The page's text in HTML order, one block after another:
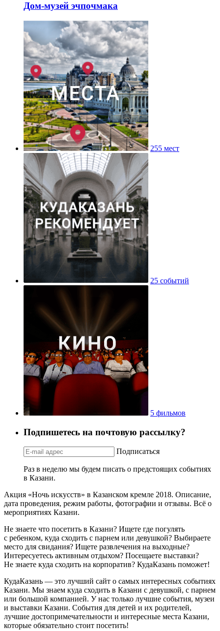
Дом-музей эчпочмака
255 мест
25 событий
5 фильмов
Подпишетесь на почтовую рассылку?
Подписаться
Раз в неделю мы будем писать о предстоящих событиях
в Казани.
Акция «Ночь искусств» в Казанском кремле 2018. Описание,
дата проведения, режим работы, фотографии и отзывы. Всё о
мероприятиях Казани.
Не знаете что посетить в Казани? Ищете где погулять
с ребенком, куда сходить с парнем или девушкой? Выбираете
место для свидания? Ищете развлечения на выходные?
Интересуетесь активным отдыхом? Посещаете выставки?
Не знаете куда сходить на корпоратив? КудаКазань поможет!
КудаКазань — это лучший сайт о самых интересных событиях
Казани. Мы знаем куда сходить в Казани с девушкой, с парнем
или большой компанией. У нас только лучшие события, музеи
и выставки Казани. События для детей и их родителей,
лучшие достопримечательности и интересные места Казани,
которые обязательно стоит посетить!